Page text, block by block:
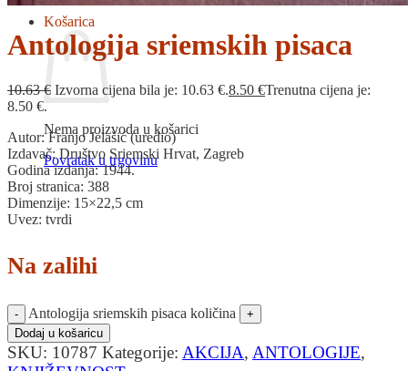
Košarica
Nema proizvoda u košarici
Povratak u trgovinu
Antologija sriemskih pisaca
10.63€ Izvorna cijena bila je: 10.63 €.8.50 €Trenutna cijena je:
8.50 €.
Autor: Franjo Jelašić (uredio)
Izdavač: Društvo Sriemski Hrvat, Zagreb
Godina izdanja: 1944.
Broj stranica: 388
Dimenzije: 15×22,5 cm
Uvez: tvrdi
Na zalihi
Antologija sriemskih pisaca količina
Dodaj u košaricu
SKU: 10787 Kategorije: AKCIJA, ANTOLOGIJE,